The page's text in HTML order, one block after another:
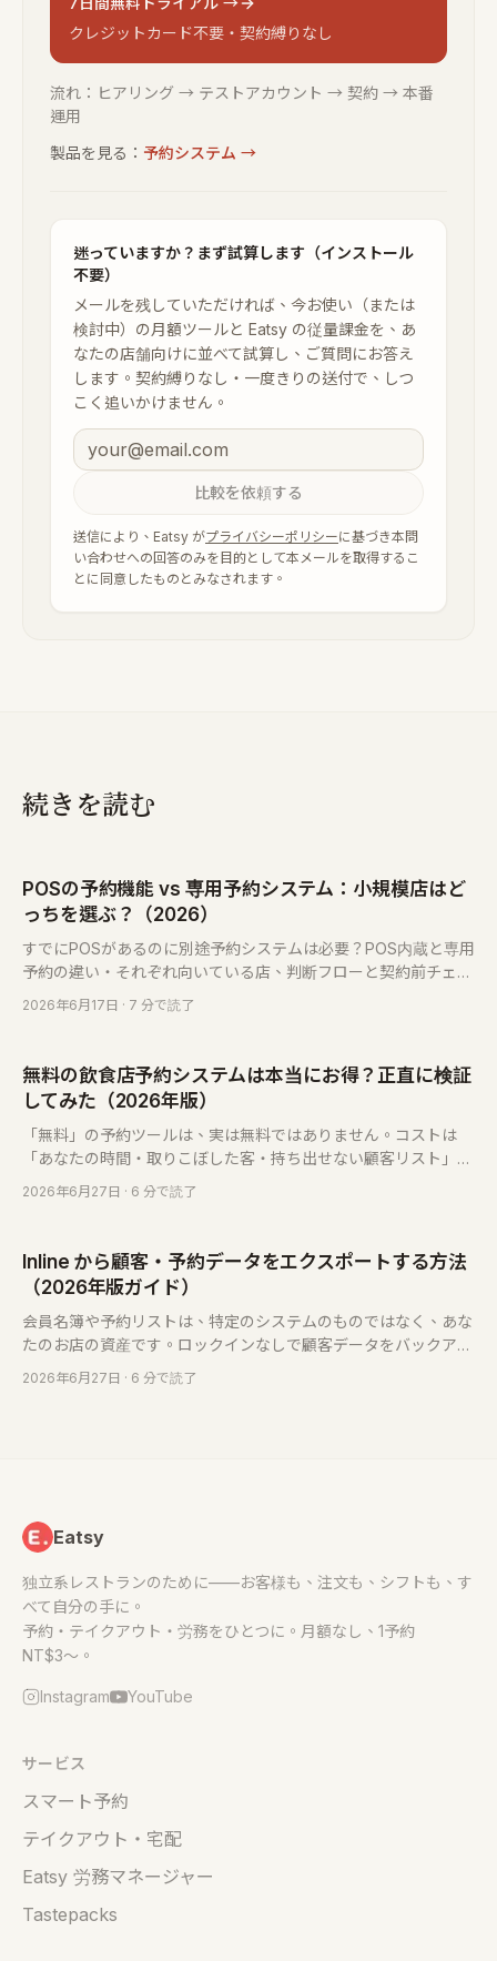
クレジットカード不要・契約縛りなし
流れ：ヒアリング → テストアカウント → 契約 → 本番
運用
製品を見る： 予約システム →
迷っていますか？まず試算します（インストール
不要）
メールを残していただければ、今お使い（または
検討中）の月額ツールと Eatsy の従量課金を、あ
なたの店舗向けに並べて試算し、ご質問にお答え
します。契約縛りなし・一度きりの送付で、しつ
こく追いかけません。
比較を依頼する
送信により、Eatsy がプライバシーポリシーに基づき本問
い合わせへの回答のみを目的として本メールを取得するこ
とに同意したものとみなされます。
続きを読む
POSの予約機能 vs 専用予約システム：小規模店はど
っちを選ぶ？（2026）
すでにPOSがあるのに別途予約システムは必要？POS内蔵と専用
予約の違い・それぞれ向いている店、判断フローと契約前チェッ
クリスト付き。併用も可能です。
2026年6月17日 · 7 分で読了
無料の飲食店予約システムは本当にお得？正直に検証
してみた（2026年版）
「無料」の予約ツールは、実は無料ではありません。コストは
「あなたの時間・取りこぼした客・持ち出せない顧客リスト」に
隠れているだけ。何が本当にお得かを見極める方法をお伝えしま
2026年6月27日 · 6 分で読了
Inline から顧客・予約データをエクスポートする方法
（2026年版ガイド）
会員名簿や予約リストは、特定のシステムのものではなく、あな
たのお店の資産です。ロックインなしで顧客データをバックアッ
プし、移行する手順をご紹介します。どのシステムに乗り換える
場合にも役立ちます。
2026年6月27日 · 6 分で読了
Eatsy
独立系レストランのために——お客様も、注文も、シフトも、す
べて自分の手に。
予約・テイクアウト・労務をひとつに。月額なし、1予約
NT$3〜。
Instagram YouTube
サービス
スマート予約
テイクアウト・宅配
Eatsy 労務マネージャー
Tastepacks